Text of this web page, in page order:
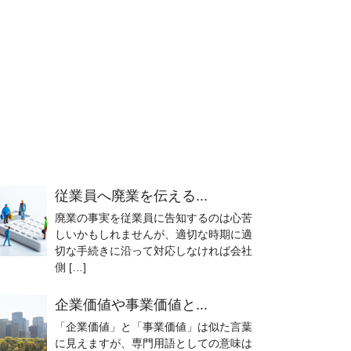
従業員へ廃業を伝える...
廃業の事実を従業員に告知するのは心苦
しいかもしれませんが、適切な時期に適
切な手続きに沿って対応しなければ会社
側 […]
企業価値や事業価値と...
「企業価値」と「事業価値」は似た言葉
に見えますが、専門用語としての意味は